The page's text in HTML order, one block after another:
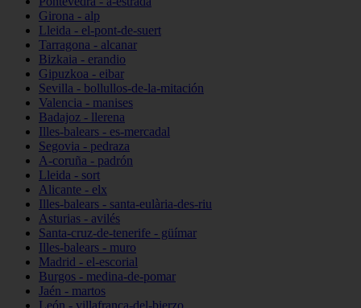
Girona - alp
Lleida - el-pont-de-suert
Tarragona - alcanar
Bizkaia - erandio
Gipuzkoa - eibar
Sevilla - bollullos-de-la-mitación
Valencia - manises
Badajoz - llerena
Illes-balears - es-mercadal
Segovia - pedraza
A-coruña - padrón
Lleida - sort
Alicante - elx
Illes-balears - santa-eulària-des-riu
Asturias - avilés
Santa-cruz-de-tenerife - güímar
Illes-balears - muro
Madrid - el-escorial
Burgos - medina-de-pomar
Jaén - martos
León - villafranca-del-bierzo